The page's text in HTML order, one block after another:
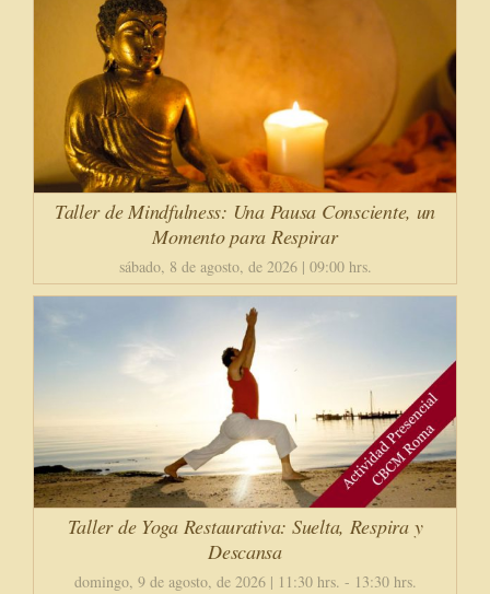
Taller de Mindfulness: Una Pausa Consciente, un
Momento para Respirar
sábado, 8 de agosto, de 2026 | 09:00 hrs.
Taller de Yoga Restaurativa: Suelta, Respira y
Descansa
domingo, 9 de agosto, de 2026 | 11:30 hrs. - 13:30 hrs.